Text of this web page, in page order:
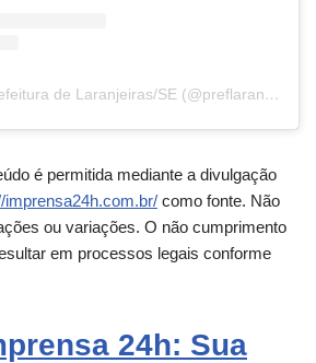
A post shared by Prefeitura de Laranjeiras/SE (@preflaranjeiras)
é permitida mediante a divulgação
imprensa24h.com.br/ como fonte. Não
ou variações. O não cumprimento
em processos legais conforme
24h: Sua